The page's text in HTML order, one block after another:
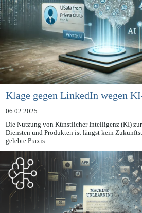
Klage gegen LinkedIn wegen
06.02.2025
Die Nutzung von Künstlicher Intelligenz (KI)
Diensten und Produkten ist längst kein
gelebte Praxis…